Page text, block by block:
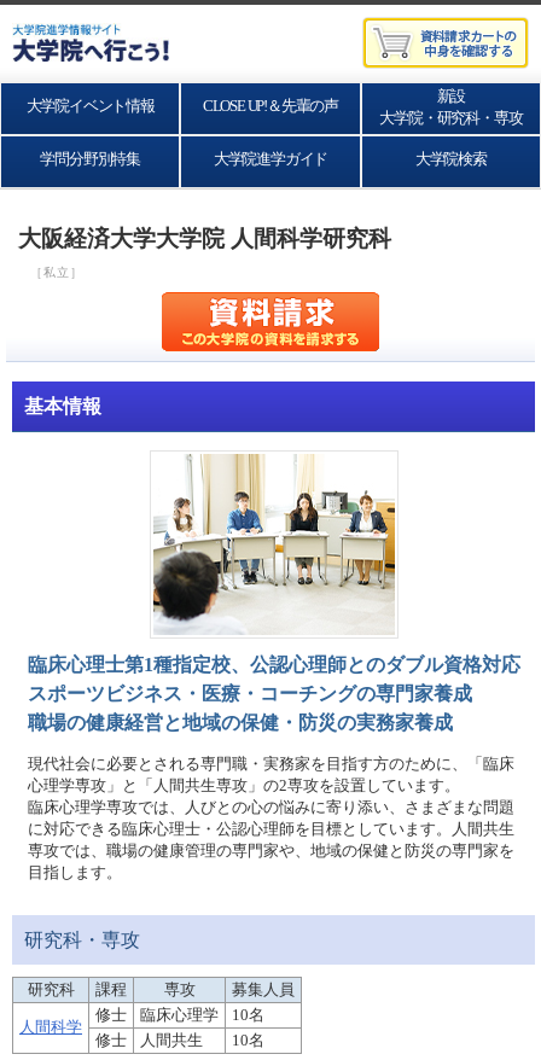
大学院イベント情報 CLOSE UP!＆先輩の声
新設
大学院・研究科・専攻
学問分野別特集 大学院進学ガイド 大学院検索
大阪経済大学大学院 人間科学研究科
［私立］
基本情報
臨床心理士第1種指定校、公認心理師とのダブル資格対応
スポーツビジネス・医療・コーチングの専門家養成
職場の健康経営と地域の保健・防災の実務家養成
現代社会に必要とされる専門職・実務家を目指す方のために、「臨床
心理学専攻」と「人間共生専攻」の2専攻を設置しています。
臨床心理学専攻では、人びとの心の悩みに寄り添い、さまざまな問題
に対応できる臨床心理士・公認心理師を目標としています。人間共生
専攻では、職場の健康管理の専門家や、地域の保健と防災の専門家を
目指します。
研究科・専攻
研究科 課程 専攻 募集人員
人間科学
修士 臨床心理学
10名
修士
人間共生 10名